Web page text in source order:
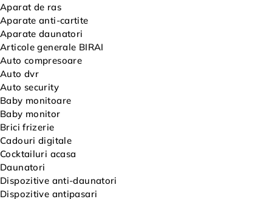
Aparat de ras
Aparate anti-cartite
Aparate daunatori
Articole generale BIRAI
Auto compresoare
Auto dvr
Auto security
Baby monitoare
Baby monitor
Brici frizerie
Cadouri digitale
Cocktailuri acasa
Daunatori
Dispozitive anti-daunatori
Dispozitive antipasari